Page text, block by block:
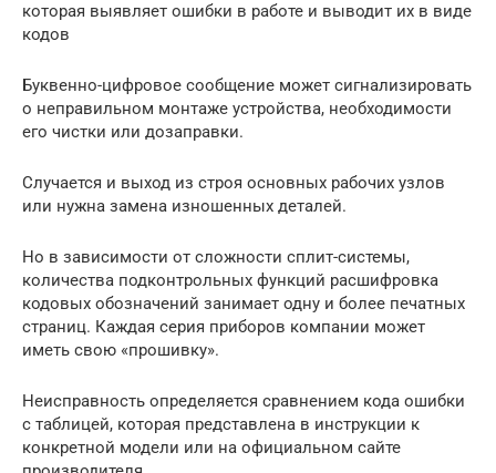
которая выявляет ошибки в работе и выводит их в виде
кодов
Буквенно-цифровое сообщение может сигнализировать
о неправильном монтаже устройства, необходимости
его чистки или дозаправки.
Случается и выход из строя основных рабочих узлов
или нужна замена изношенных деталей.
Но в зависимости от сложности сплит-системы,
количества подконтрольных функций расшифровка
кодовых обозначений занимает одну и более печатных
страниц. Каждая серия приборов компании может
иметь свою «прошивку».
Неисправность определяется сравнением кода ошибки
с таблицей, которая представлена в инструкции к
конкретной модели или на официальном сайте